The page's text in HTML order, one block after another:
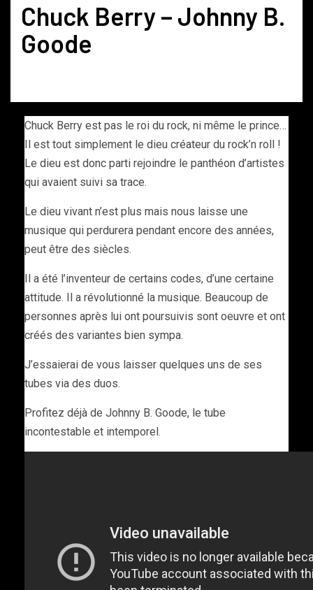
Chuck Berry – Johnny B.
Goode
Chuck Berry est pas le roi du rock, ni même le prince…
Il est tout simplement le dieu créateur du rock’n roll !
Le dieu est donc parti rejoindre le panthéon d’artistes
qui avaient suivi sa trace.
Le dieu vivant n’est plus mais nous laisse une
musique qui perdurera pendant encore des années,
peut être des siècles.
Il a été l’inventeur de certains codes, d’une certaine
attitude. Il a révolutionné la musique. Beaucoup de
personnes après lui ont poursuivis sont oeuvre et ont
créés des variantes bien sympa.
J’essaierai de vous laisser quelques uns de ses
tubes via des duos.
Profitez déjà de Johnny B. Goode, le tube
incontestable et intemporel.